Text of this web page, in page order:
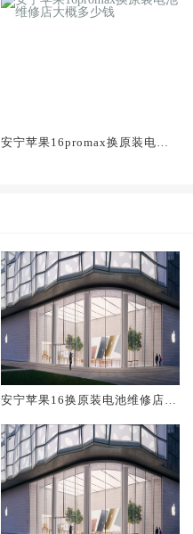
安宁苹果16promax换原装电池
安宁苹果16换原装电池维修店大